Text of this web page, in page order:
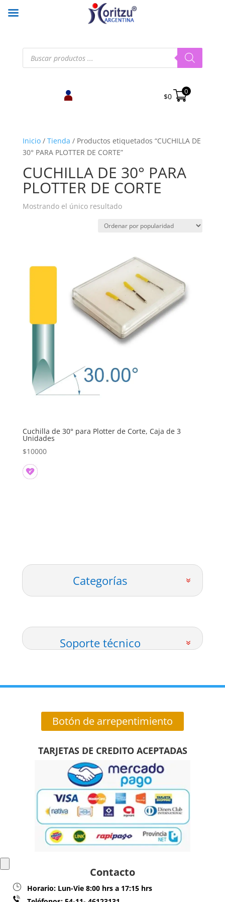
Búsqueda
productos
$0
0
Inicio/ Tienda / Productos etiquetados “CUCHILLA DE
30° PARA PLOTTER DE CORTE”
CUCHILLA DE 30° PARA
PLOTTER DE CORTE
Mostrando el único resultado
Cuchilla de 30° para Plotter de Corte, Caja de 3
Unidades
$10000
Categorías
Soporte técnico
Botón de arrepentimiento
TARJETAS DE CREDITO ACEPTADAS
Contacto
Horario: Lun-Vie 8:00 hrs a 17:15 hrs